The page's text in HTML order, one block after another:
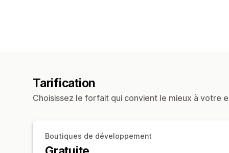
Tarification
Choisissez le forfait qui convient le mieux à votre
Boutiques de développement